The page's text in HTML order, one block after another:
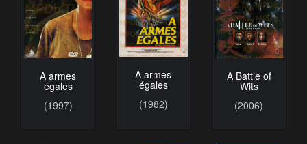
A armes
égales
(1997)
A armes
égales
(1982)
A Battle of
Wits
(2006)